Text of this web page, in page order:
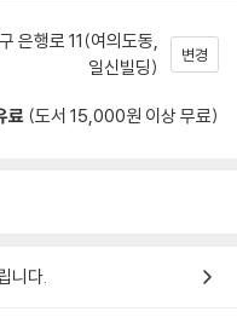
은행로 11(여의도동,
일신빌딩)
변경
료 (도서 15,000원 이상 무료)
니다.